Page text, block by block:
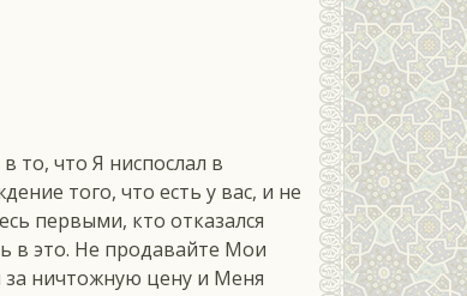
то, что Я ниспослал в
того, что есть у вас, и не
первыми, кто отказался
в это. Не продавайте Мои
за ничтожную цену и Меня